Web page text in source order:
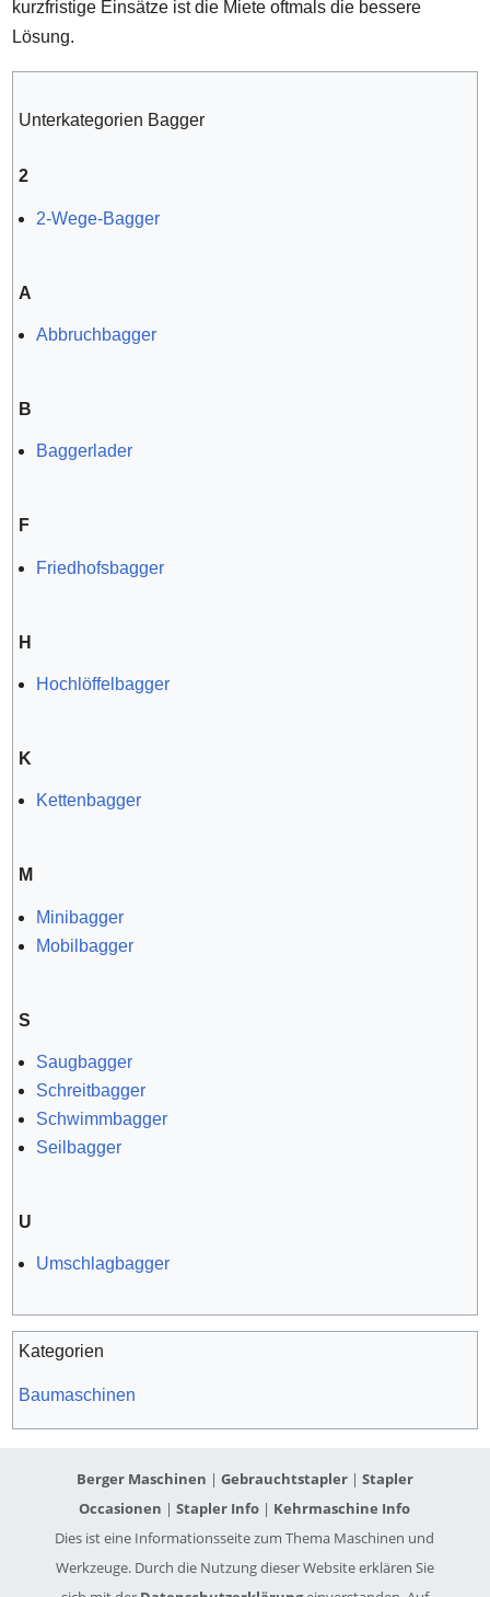
kurzfristige Einsätze ist die Miete oftmals die bessere
Lösung.
Unterkategorien Bagger
2
2-Wege-Bagger
A
Abbruchbagger
B
Baggerlader
F
Friedhofsbagger
H
Hochlöffelbagger
K
Kettenbagger
M
Minibagger
Mobilbagger
S
Saugbagger
Schreitbagger
Schwimmbagger
Seilbagger
U
Umschlagbagger
Kategorien
Baumaschinen
Berger Maschinen | Gebrauchtstapler| Stapler
Occasionen |Stapler Info | Kehrmaschine Info
Dies ist eine Informationsseite zum Thema Maschinen und
Werkzeuge. Durch die Nutzung dieser Website erklären Sie